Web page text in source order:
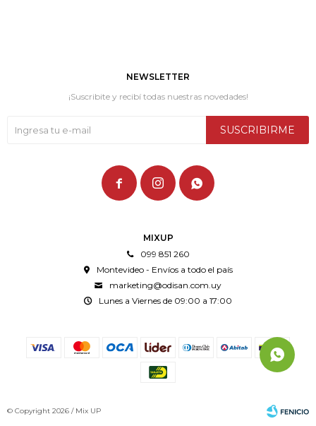
MIXUP
099 851 260
Montevideo - Envíos a todo el país
marketing@odisan.com.uy
Lunes a Viernes de 09:00 a 17:00
NEWSLETTER
¡Suscribite y recibí todas nuestras novedades!
SUSCRIBIRME
  
© Copyright 2026 / Mix UP